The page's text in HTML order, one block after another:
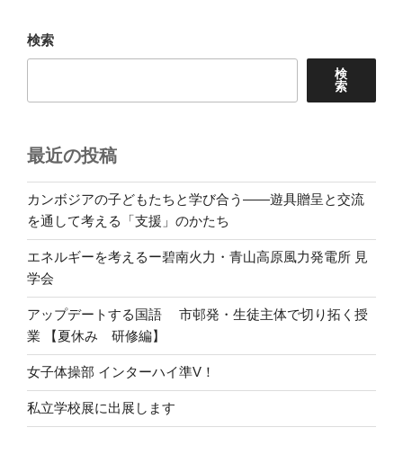
検索
検
索
最近の投稿
カンボジアの子どもたちと学び合う――遊具贈呈と交流
を通して考える「支援」のかたち
エネルギーを考えるー碧南火力・青山高原風力発電所 見
学会
アップデートする国語 市邨発・生徒主体で切り拓く授
業 【夏休み 研修編】
女子体操部 インターハイ準V！
私立学校展に出展します